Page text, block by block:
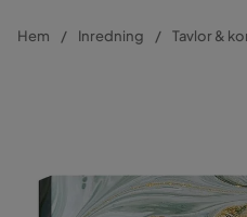
Hem Inredning Tavlor &